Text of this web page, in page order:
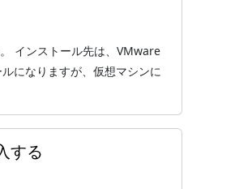
インストール先は、VMware
になりますが、仮想マシンに
する